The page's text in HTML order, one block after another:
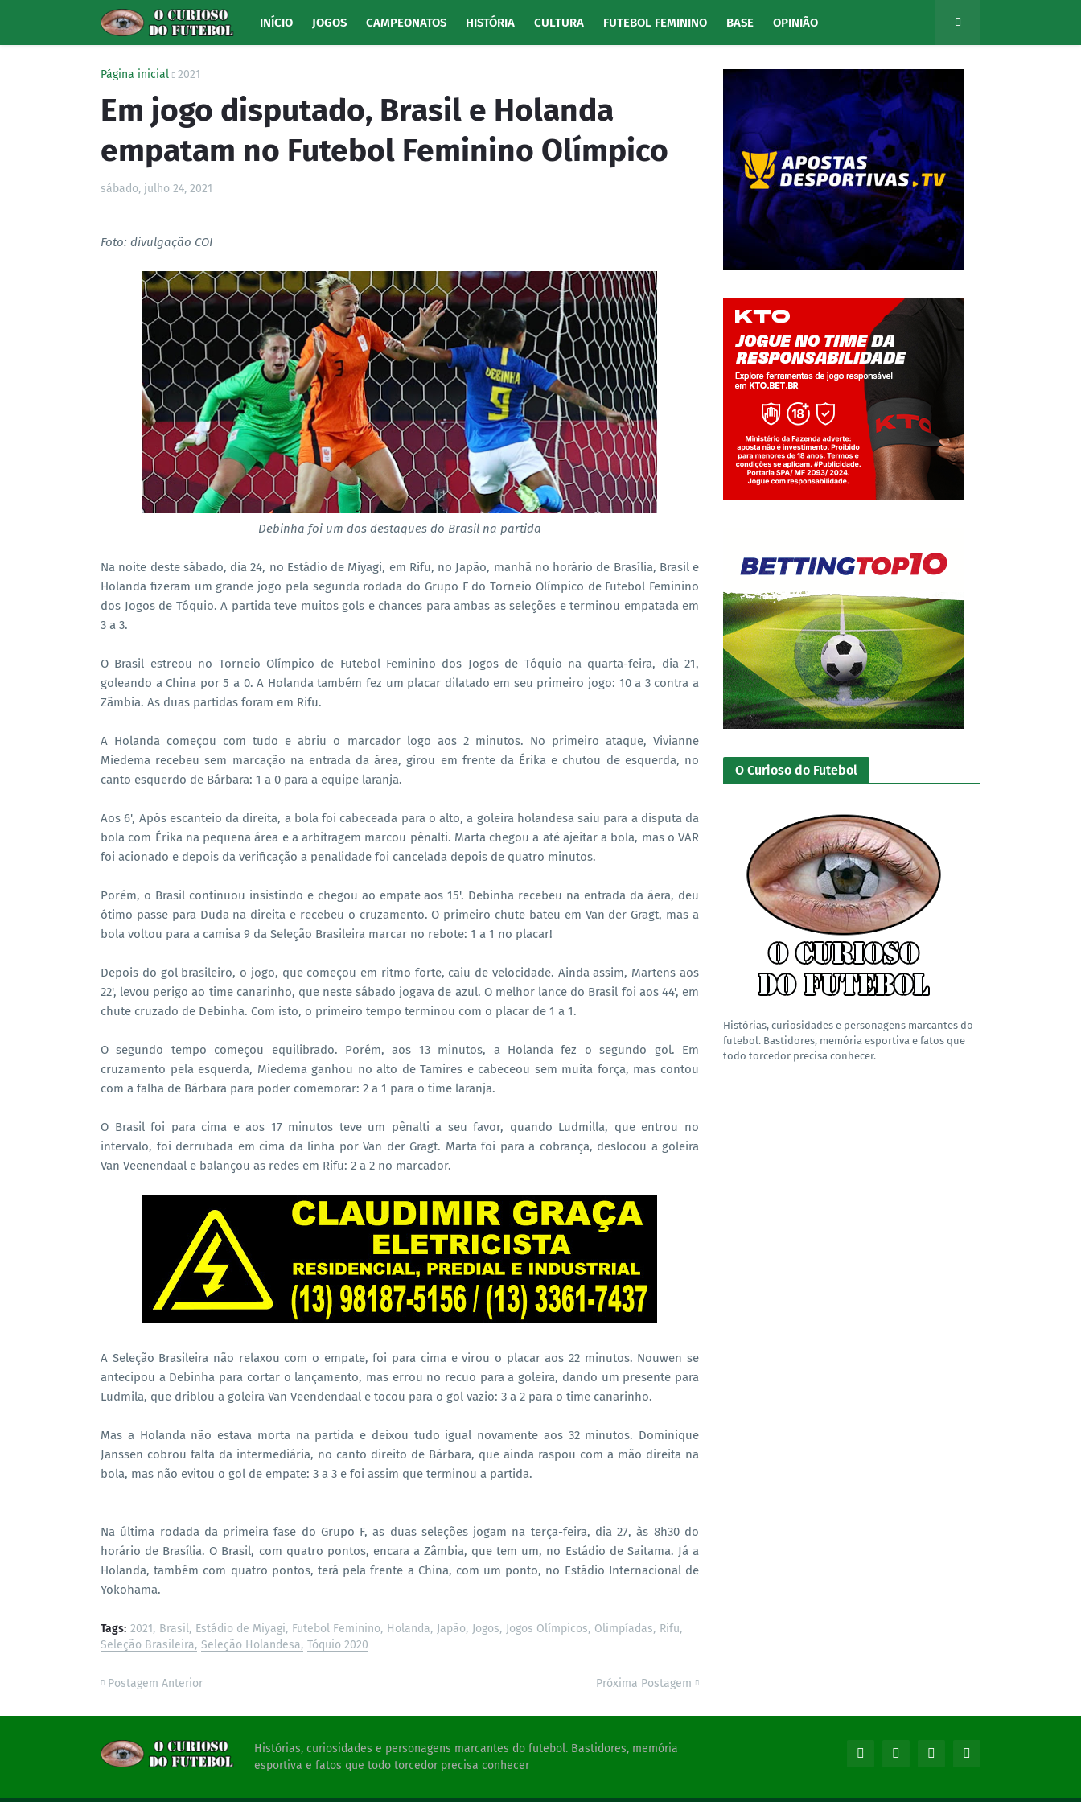
INÍCIO JOGOS CAMPEONATOS HISTÓRIA CULTURA FUTEBOL FEMININO BASE OPINIÃO
Página inicial 2021
Em jogo disputado, Brasil e Holanda
empatam no Futebol Feminino Olímpico
sábado, julho 24, 2021
Foto: divulgação COI
Debinha foi um dos destaques do Brasil na partida
Na noite deste sábado, dia 24, no Estádio de Miyagi, em Rifu, no Japão, manhã no horário de Brasília, Brasil e
Holanda fizeram um grande jogo pela segunda rodada do Grupo F do Torneio Olímpico de Futebol Feminino
dos Jogos de Tóquio. A partida teve muitos gols e chances para ambas as seleções e terminou empatada em
3 a 3.
O Brasil estreou no Torneio Olímpico de Futebol Feminino dos Jogos de Tóquio na quarta-feira, dia 21,
goleando a China por 5 a 0. A Holanda também fez um placar dilatado em seu primeiro jogo: 10 a 3 contra a
Zâmbia. As duas partidas foram em Rifu.
A Holanda começou com tudo e abriu o marcador logo aos 2 minutos. No primeiro ataque, Vivianne
Miedema recebeu sem marcação na entrada da área, girou em frente da Érika e chutou de esquerda, no
canto esquerdo de Bárbara: 1 a 0 para a equipe laranja.
Aos 6', Após escanteio da direita, a bola foi cabeceada para o alto, a goleira holandesa saiu para a disputa da
bola com Érika na pequena área e a arbitragem marcou pênalti. Marta chegou a até ajeitar a bola, mas o VAR
foi acionado e depois da verificação a penalidade foi cancelada depois de quatro minutos.
Porém, o Brasil continuou insistindo e chegou ao empate aos 15'. Debinha recebeu na entrada da áera, deu
ótimo passe para Duda na direita e recebeu o cruzamento. O primeiro chute bateu em Van der Gragt, mas a
bola voltou para a camisa 9 da Seleção Brasileira marcar no rebote: 1 a 1 no placar!
Depois do gol brasileiro, o jogo, que começou em ritmo forte, caiu de velocidade. Ainda assim, Martens aos
22', levou perigo ao time canarinho, que neste sábado jogava de azul. O melhor lance do Brasil foi aos 44', em
chute cruzado de Debinha. Com isto, o primeiro tempo terminou com o placar de 1 a 1.
O segundo tempo começou equilibrado. Porém, aos 13 minutos, a Holanda fez o segundo gol. Em
cruzamento pela esquerda, Miedema ganhou no alto de Tamires e cabeceou sem muita força, mas contou
com a falha de Bárbara para poder comemorar: 2 a 1 para o time laranja.
O Brasil foi para cima e aos 17 minutos teve um pênalti a seu favor, quando Ludmilla, que entrou no
intervalo, foi derrubada em cima da linha por Van der Gragt. Marta foi para a cobrança, deslocou a goleira
Van Veenendaal e balançou as redes em Rifu: 2 a 2 no marcador.
A Seleção Brasileira não relaxou com o empate, foi para cima e virou o placar aos 22 minutos. Nouwen se
antecipou a Debinha para cortar o lançamento, mas errou no recuo para a goleira, dando um presente para
Ludmila, que driblou a goleira Van Veendendaal e tocou para o gol vazio: 3 a 2 para o time canarinho.
Mas a Holanda não estava morta na partida e deixou tudo igual novamente aos 32 minutos. Dominique
Janssen cobrou falta da intermediária, no canto direito de Bárbara, que ainda raspou com a mão direita na
bola, mas não evitou o gol de empate: 3 a 3 e foi assim que terminou a partida.
Na última rodada da primeira fase do Grupo F, as duas seleções jogam na terça-feira, dia 27, às 8h30 do
horário de Brasília. O Brasil, com quatro pontos, encara a Zâmbia, que tem um, no Estádio de Saitama. Já a
Holanda, também com quatro pontos, terá pela frente a China, com um ponto, no Estádio Internacional de
Yokohama.
Tags: 2021 Brasil Estádio de Miyagi Futebol Feminino Holanda Japão Jogos Jogos Olímpicos Olimpíadas Rifu
Seleção Brasileira Seleção Holandesa Tóquio 2020
Postagem Anterior Próxima Postagem
Jogue com responsabilidade. 18+
O Curioso do Futebol
Histórias, curiosidades e personagens marcantes do
futebol. Bastidores, memória esportiva e fatos que
todo torcedor precisa conhecer.
Histórias, curiosidades e personagens marcantes do futebol. Bastidores, memória
esportiva e fatos que todo torcedor precisa conhecer